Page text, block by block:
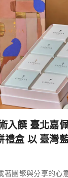
入饌 臺北嘉
禮盒 以 臺灣
著團聚與分享的心